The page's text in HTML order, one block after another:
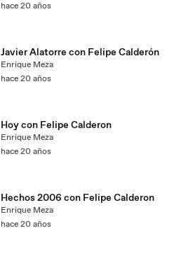
hace 20 años
Javier Alatorre con Felipe Calderón
Enrique Meza
hace 20 años
Hoy con Felipe Calderon
Enrique Meza
hace 20 años
Hechos 2006 con Felipe Calderon
Enrique Meza
hace 20 años